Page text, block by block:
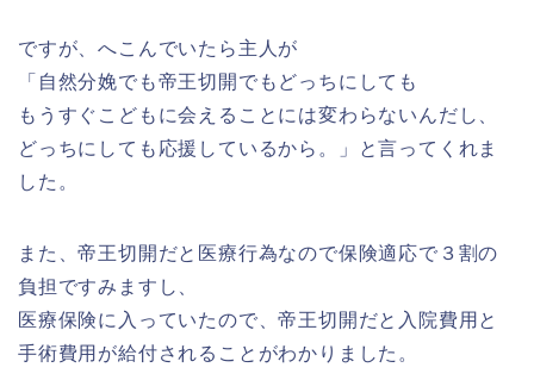
ですが、へこんでいたら主人が
「自然分娩でも帝王切開でもどっちにしても
もうすぐこどもに会えることには変わらないんだし、
どっちにしても応援しているから。」と言ってくれま
した。
また、帝王切開だと医療行為なので保険適応で３割の
負担ですみますし、
医療保険に入っていたので、帝王切開だと入院費用と
手術費用が給付されることがわかりました。